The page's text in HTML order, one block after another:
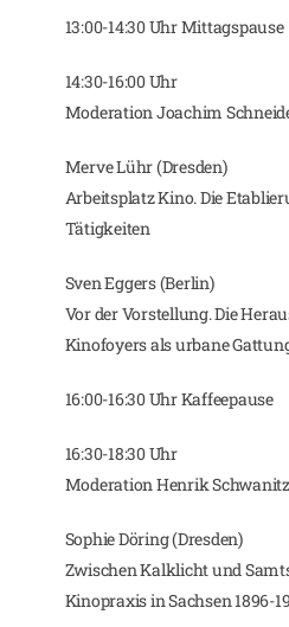
13:00-14:30 Uhr Mittagspause
14:30-16:00 Uhr
Moderation Joachim
Merve Lühr (Dresden)
Arbeitsplatz Kino. Die
Tätigkeiten
Sven Eggers (Berlin)
Vor der Vorstellung. Die
Kinofoyers als urbane
16:00-16:30 Uhr Kaffeepause
16:30-18:30 Uhr
Moderation Henrik Schwanitz
Sophie Döring (Dresden)
Zwischen Kalklicht und
Kinopraxis in Sachsen 1896-